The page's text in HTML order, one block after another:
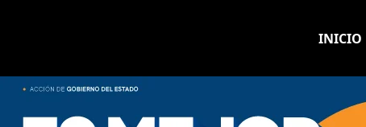
INICIO